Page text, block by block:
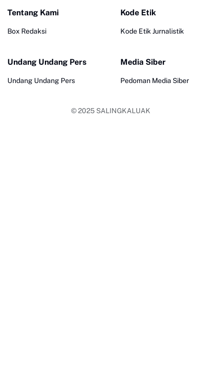
Tentang Kami
Box Redaksi
Kode Etik
Kode Etik Jurnalistik
Undang Undang Pers
Undang Undang Pers
Media Siber
Pedoman Media Siber
© 2025 SALINGKALUAK